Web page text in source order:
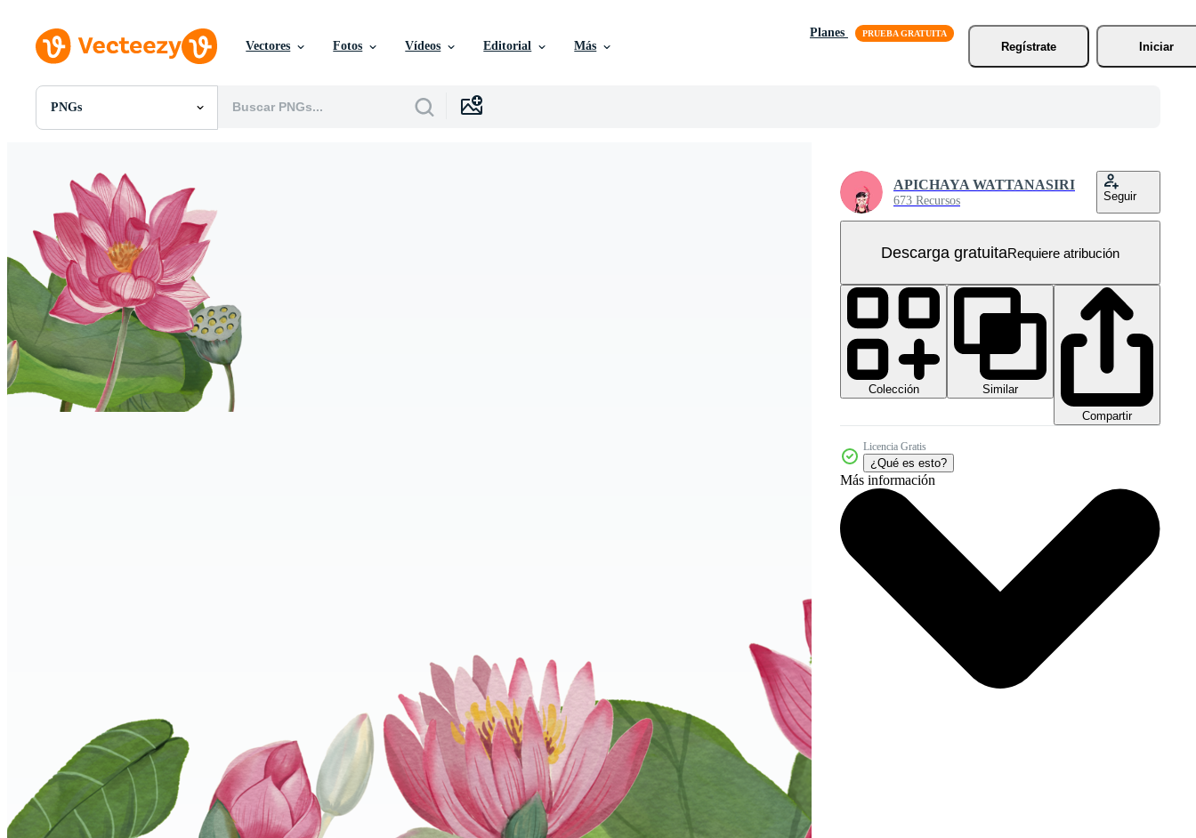
Vectores Fotos Vídeos Editorial Más
Planes
Regístrate
Iniciar
PNGs
Todas Imágenes
PNGs
PSDs
SVGs
Plantillas
Vectores
Videos
Gráficos en Movimiento
Imágenes Editoriales
Eventos Editoriales
APICHAYA WATTANASIRI
673 Recursos Seguir
Descarga gratuitaRequiere atribución
Colección
Similar
Compartir
Licencia Gratis
¿Qué es esto?
Más información